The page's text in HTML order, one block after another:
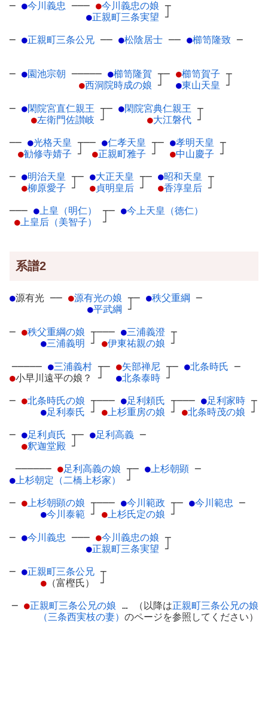
─ ●今川義忠 ─── ●今川義忠の娘 ┬
●正親町三条実望 ┘
─ ●正親町三条公兄 ── ●松陰居士 ── ●櫛笥隆致 ─
─ ●園池宗朝 ───── ●櫛笥隆賀 ┬
●西洞院時成の娘 ┘
─ ●櫛笥賀子 ┬
●東山天皇 ┘
─ ●閑院宮直仁親王 ┬
●左衛門佐讃岐 ┘
─ ●閑院宮典仁親王 ┬
●大江磐代 ┘
── ●光格天皇 ┬
●勧修寺婧子 ┘
── ●仁孝天皇 ┬
●正親町雅子 ┘
─ ●孝明天皇 ┬
●中山慶子 ┘
─ ●明治天皇 ┬
●柳原愛子 ┘
─ ●大正天皇 ┬
●貞明皇后 ┘
─ ●昭和天皇 ┬
●香淳皇后 ┘
─── ●上皇（明仁）
┬
●上皇后（美智子） ┘
─ ●今上天皇（徳仁）
系譜2
●源有光 ── ●源有光の娘 ┬
●平武綱 ┘
─ ●秩父重綱 ─
─ ●秩父重綱の娘 ┬
●三浦義明 ┘
─── ●三浦義澄 ┬
●伊東祐親の娘 ┘
───── ●三浦義村 ┬
●小早川遠平の娘？ ┘
─ ●矢部禅尼 ┬
●北条泰時 ┘
─ ●北条時氏 ─
─ ●北条時氏の娘 ┬
●足利泰氏 ┘
─── ●足利頼氏 ┬
● 上杉重房の娘 ┘
─── ●足利家時 ┬
●北条時茂の娘 ┘
─ ●足利貞氏 ┬
●釈迦堂殿 ┘
─ ●足利高義 ─
────── ●足利高義の娘 ┬
●上杉朝定（二橋上杉家） ┘
─ ●上杉朝顕 ─
─ ●上杉朝顕の娘 ┬
●今川泰範 ┘
─── ●今川範政 ┬
●上杉氏定の娘 ┘
─ ●今川範忠 ─
─ ●今川義忠 ─── ●今川義忠の娘 ┬
●正親町三条実望 ┘
─ ●正親町三条公兄 ┬
● （富樫氏） ┘
─ ●正親町三条公兄の娘 … （以降は正親町三条公兄の娘
（三条西実枝の妻） のページを参照してください）